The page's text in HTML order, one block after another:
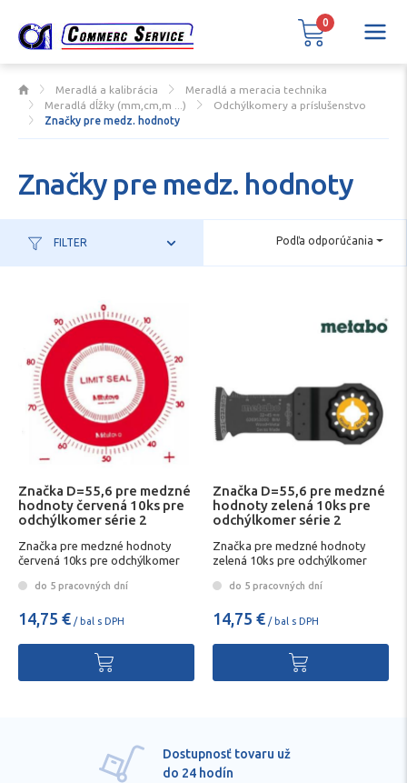
Meradlá a kalibrácia
Meradlá a meracia technika
Meradlá dĺžky (mm,cm,m ...)
Odchýlkomery a príslušenstvo
Značky pre medz. hodnoty
Značky pre medz. hodnoty
FILTER Podľa odporúčania
Značka D=55,6 pre medzné
hodnoty červená 10ks pre
odchýlkomer série 2
Značka pre medzné hodnoty
červená 10ks pre odchýlkomer
do 5 pracovných dní
14,75 € / bal s DPH
Značka D=55,6 pre medzné
hodnoty zelená 10ks pre
odchýlkomer série 2
Značka pre medzné hodnoty
zelená 10ks pre odchýlkomer
do 5 pracovných dní
14,75 € / bal s DPH
Dostupnosť tovaru už
do 24 hodín
0